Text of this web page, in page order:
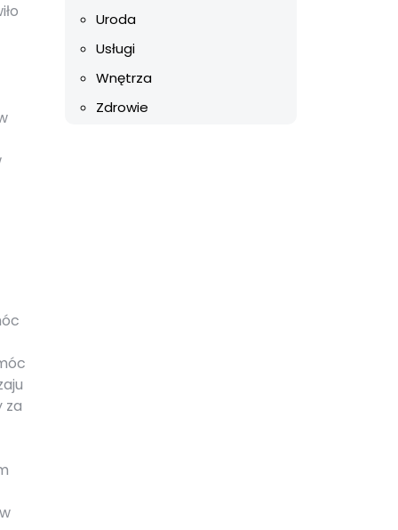
za
Uroda
Usługi
Wnętrza
Zdrowie